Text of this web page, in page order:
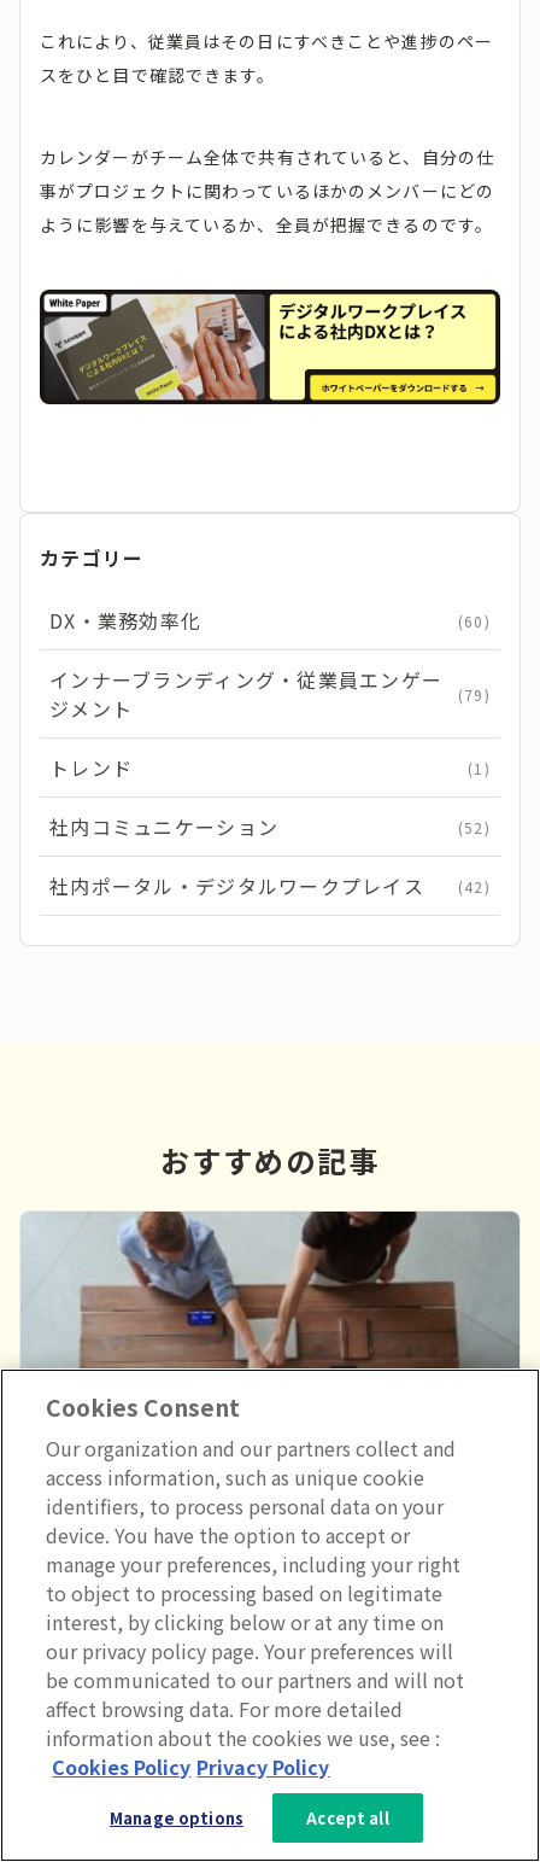
これにより、従業員はその日にすべきことや進捗のペー
スをひと目で確認できます。
カレンダーがチーム全体で共有されていると、自分の仕
事がプロジェクトに関わっているほかのメンバーにどの
ように影響を与えているか、全員が把握できるのです。
カテゴリー
DX・業務効率化 (60)
インナーブランディング・従業員エンゲー
ジメント
(79)
トレンド (1)
社内コミュニケーション (52)
社内ポータル・デジタルワークプレイス (42)
おすすめの記事
優れた社内コミュニケーション・プランの作り方
インナーブランディング・従業員エンゲージメント
3分で分かるLumApps
サービス資料を無料ダウンロー
ド
Cookies Consent
Our organization and our partners collect and
access information, such as unique cookie
identifiers, to process personal data on your
device. You have the option to accept or
manage your preferences, including your right
to object to processing based on legitimate
interest, by clicking below or at any time on
our privacy policy page. Your preferences will
be communicated to our partners and will not
affect browsing data. For more detailed
information about the cookies we use, see :
Cookies Policy Privacy Policy
Manage options Accept all